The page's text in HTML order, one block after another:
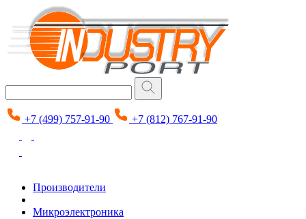
+7 (499) 757-91-90 +7 (812) 767-91-90
Производители
Микроэлектроника